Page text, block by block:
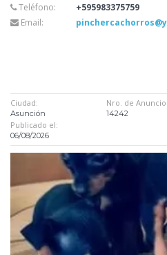
Teléfono:
+595983375759
Email:
Ciudad:
Asunción
Nro. de Anuncio:
14242
Publicado el:
06/08/2026